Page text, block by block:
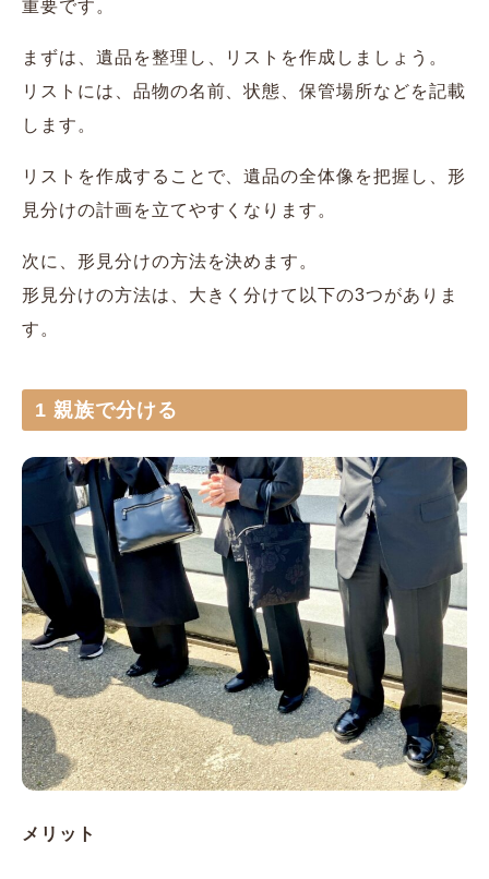
重要です。
まずは、遺品を整理し、リストを作成しましょう。
リストには、品物の名前、状態、保管場所などを記載
します。
リストを作成することで、遺品の全体像を把握し、形
見分けの計画を立てやすくなります。
次に、形見分けの方法を決めます。
形見分けの方法は、大きく分けて以下の3つがありま
す。
1 親族で分ける
メリット